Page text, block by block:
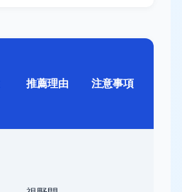
推薦理由 注意事項